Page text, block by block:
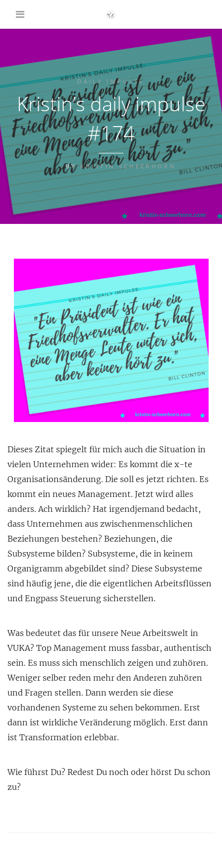
DAILY IMPULSE
Kristin’s daily impulse
#174
BYKRISTIN SCHEERHORN
Dieses Zitat spiegelt für mich auch die Situation in
vielen Unternehmen wider: Es kommt die x-te
Organisationsänderung. Die soll es jetzt richten. Es
kommt ein neues Management. Jetzt wird alles
anders. Ach wirklich? Hat irgendjemand bedacht,
dass Unternehmen aus zwischenmenschlichen
Beziehungen bestehen? Beziehungen, die
Subsysteme bilden? Subsysteme, die in keinem
Organigramm abgebildet sind? Diese Subsysteme
sind häufig jene, die die eigentlichen Arbeitsflüssen
und Engpass Steuerung sicherstellen.
Was bedeutet das für unsere Neue Arbeitswelt in
VUKA? Top Management muss fassbar, authentisch
sein. Es muss sich menschlich zeigen und zuhören.
Weniger selber reden mehr den Anderen zuhören
und Fragen stellen. Dann werden sie diese
vorhandenen Systeme zu sehen bekommen. Erst
dann ist wirkliche Veränderung möglich. Erst dann
ist Transformation erlebbar.
Wie führst Du? Redest Du noch oder hörst Du schon
zu?